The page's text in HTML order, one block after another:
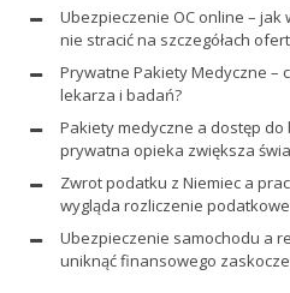
Ubezpieczenie OC online –
nie stracić na szczegółach
Prywatne Pakiety Medyczne –
lekarza i badań?
Pakiety medyczne a dostęp
prywatna opieka zwiększa
Zwrot podatku z Niemiec a
wygląda rozliczenie
Ubezpieczenie samochodu a
uniknąć finansowego